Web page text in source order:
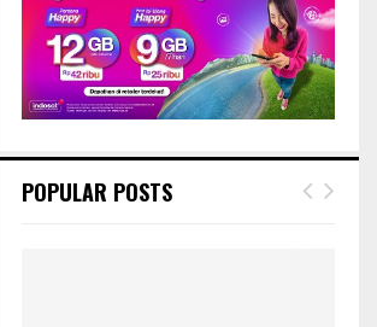
POPULAR POSTS